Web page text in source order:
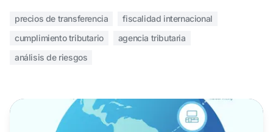
precios de transferencia
fiscalidad internacional
cumplimiento tributario
agencia tributaria
análisis de riesgos